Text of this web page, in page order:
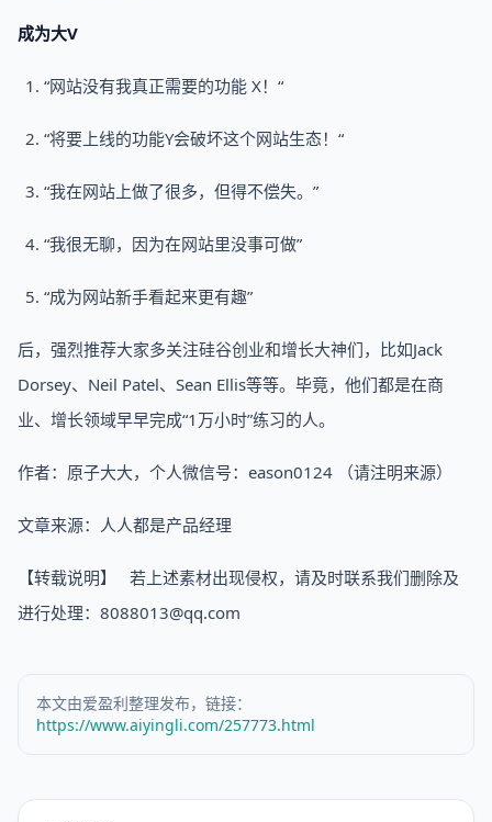
成为大V
“网站没有我真正需要的功能 X！“
“将要上线的功能Y会破坏这个网站生态！“
“我在网站上做了很多，但得不偿失。”
“我很无聊，因为在网站里没事可做”
“成为网站新手看起来更有趣”
后，强烈推荐大家多关注硅谷创业和增长大神们，比如Jack
Dorsey、Neil Patel、Sean Ellis等等。毕竟，他们都是在商
业、增长领域早早完成“1万小时”练习的人。
作者：原子大大，个人微信号：eason0124 （请注明来源）
文章来源：人人都是产品经理
【转载说明】 若上述素材出现侵权，请及时联系我们删除及
进行处理：8088013@qq.com
本文由爱盈利整理发布，链接：
https://www.aiyingli.com/257773.html